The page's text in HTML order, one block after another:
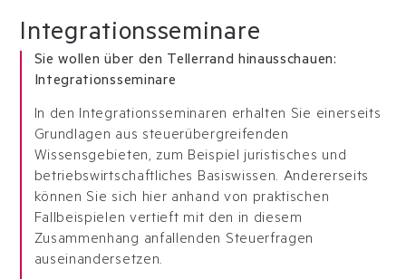
Integrationsseminare
Sie wollen über den Tellerrand hinausschauen:
Integrationsseminare
In den Integrationsseminaren erhalten Sie einerseits
Grundlagen aus steuerübergreifenden
Wissensgebieten, zum Beispiel juristisches und
betriebswirtschaftliches Basiswissen. Andererseits
können Sie sich hier anhand von praktischen
Fallbeispielen vertieft mit den in diesem
Zusammenhang anfallenden Steuerfragen
auseinandersetzen.